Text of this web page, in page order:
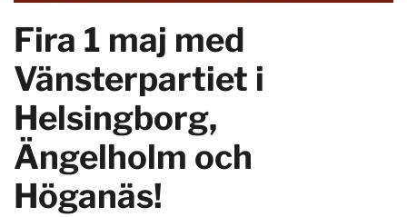
Fira 1 maj med
Vänsterpartiet i
Helsingborg,
Ängelholm och
Höganäs!